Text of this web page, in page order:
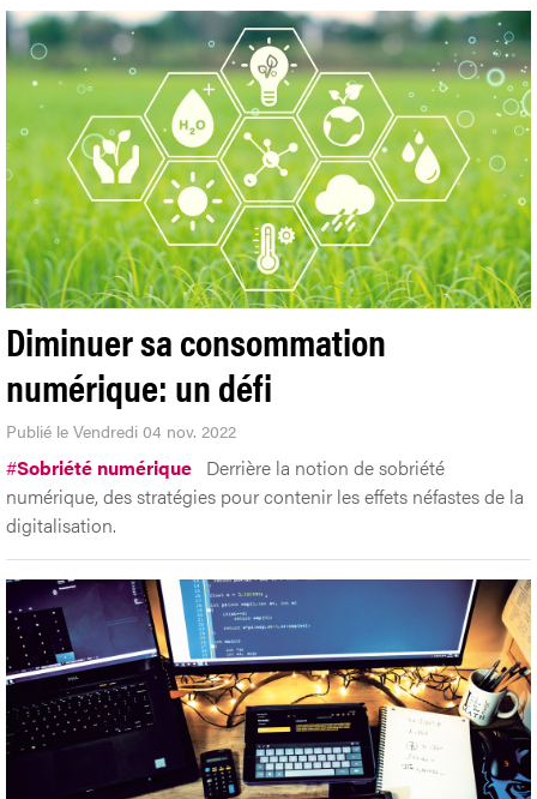
Diminuer sa consommation
numérique: un défi
Publié le Vendredi 04 nov. 2022
#Sobriété numérique Derrière la notion de sobriété
numérique, des stratégies pour contenir les effets néfastes de la
digitalisation.